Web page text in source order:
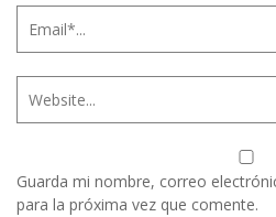
Guarda mi nombre, correo
para la próxima vez que comente.